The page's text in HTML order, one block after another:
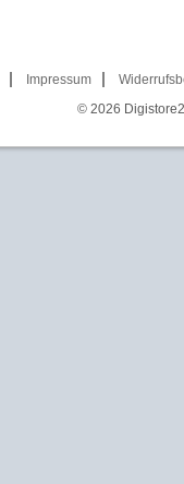
Impressum
© 2026